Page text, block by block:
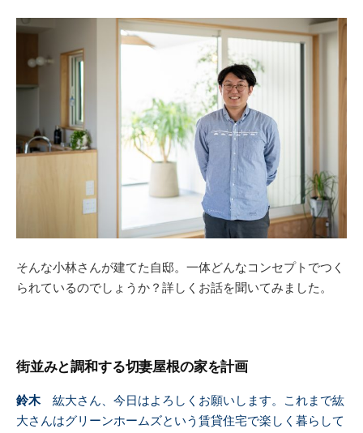
そんな小林さんが建てた自邸。一体どんなコンセプトでつく
られているのでしょうか？詳しくお話を聞いてみました。
街並みと調和する切妻屋根の家を計画
鈴木紘大さん、今日はよろしくお願いします。これまで紘
大さんはグリーンホームズという賃貸住宅で楽しく暮らして